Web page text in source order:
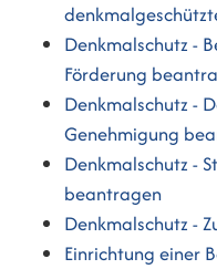
Denkmalschutz -
Förderung
Denkmalschutz -
Genehmigung
Denkmalschutz -
beantragen
Denkmalschutz -
Einrichtung einer